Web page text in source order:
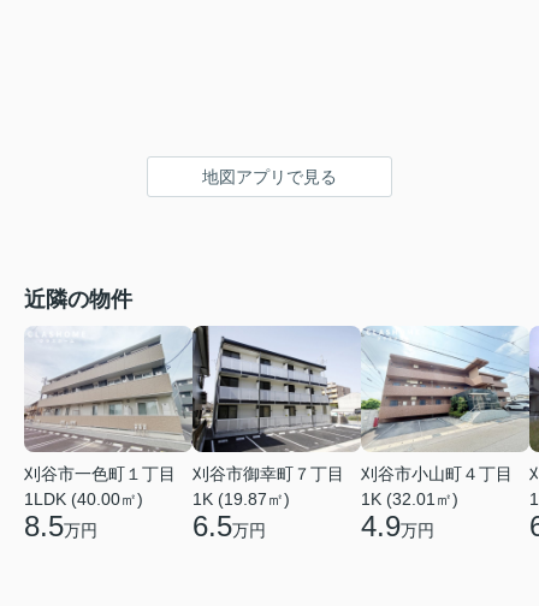
地図アプリで見る
近隣の物件
刈谷市一色町１丁目
1LDK (40.00㎡)
8.5万円
刈谷市御幸町７丁目
1K (19.87㎡)
6.5万円
刈谷市小山町４丁目
1K (32.01㎡)
4.9万円